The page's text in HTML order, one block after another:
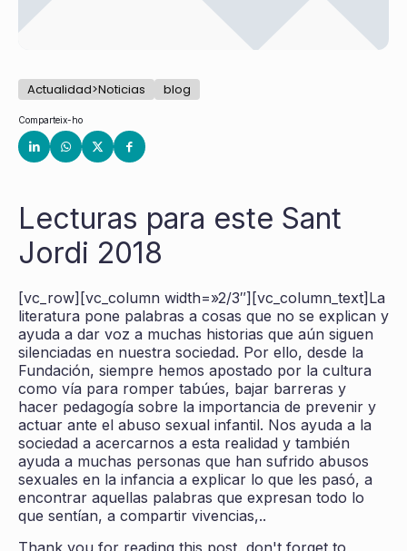
Actualidad>Noticias blog
Comparteix-ho
Lecturas para este Sant
Jordi 2018
[vc_row][vc_column width=»2/3″][vc_column_text]La
literatura pone palabras a cosas que no se explican y
ayuda a dar voz a muchas historias que aún siguen
silenciadas en nuestra sociedad. Por ello, desde la
Fundación, siempre hemos apostado por la cultura
como vía para romper tabúes, bajar barreras y
hacer pedagogía sobre la importancia de prevenir y
actuar ante el abuso sexual infantil. Nos ayuda a la
sociedad a acercarnos a esta realidad y también
ayuda a muchas personas que han sufrido abusos
sexuales en la infancia a explicar lo que les pasó, a
encontrar aquellas palabras que expresan todo lo
que sentían, a compartir vivencias,..
Thank you for reading this post, don't forget to